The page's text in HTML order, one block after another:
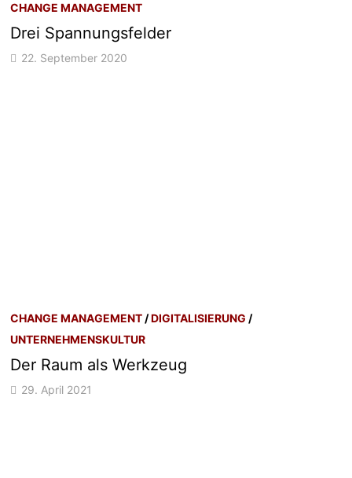
CHANGE MANAGEMENT
Drei Spannungsfelder
22. September 2020
CHANGE MANAGEMENT /DIGITALISIERUNG /
UNTERNEHMENSKULTUR
Der Raum als Werkzeug
29. April 2021